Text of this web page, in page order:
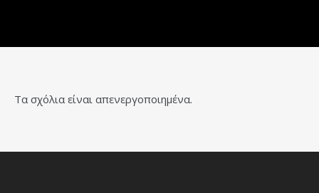
Τα σχόλια είναι απενεργοποιημένα.